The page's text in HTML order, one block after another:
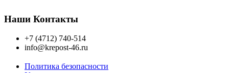
Наши Контакты
+7 (4712) 740-514
info@krepost-46.ru
Политика безопасности